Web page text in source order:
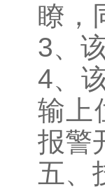
瞭，
3、
4、
输上
报警
五、